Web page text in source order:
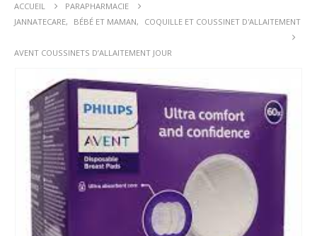
ACCUEIL
PARAPHARMACIE
JANNATECARE, BÉBÉ ET MAMAN, COQUILLE ET COUSSINET D'ALLAITEMENT
AVENT COUSSINETS D’ALLAITEMENT JOUR